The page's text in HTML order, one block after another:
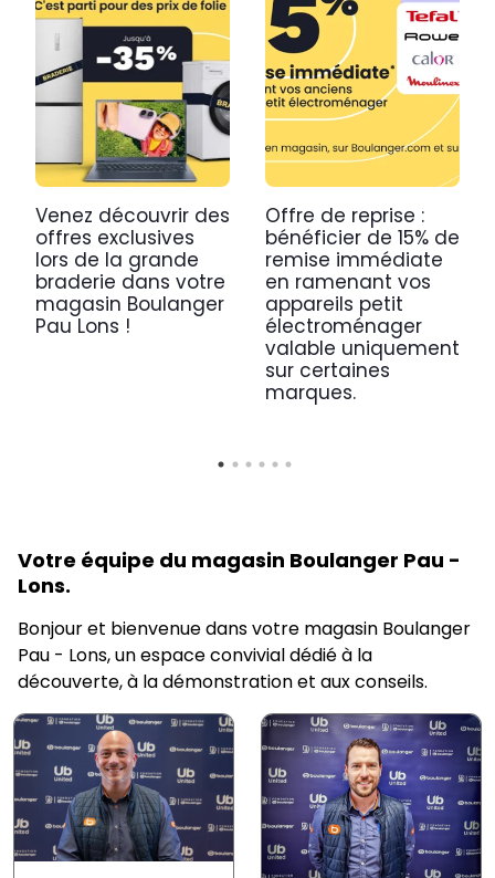
Venez découvrir des
offres exclusives
lors de la grande
braderie dans votre
magasin Boulanger
Pau Lons !
Offre de reprise :
bénéficier de 15% de
remise immédiate
en ramenant vos
appareils petit
électroménager
valable uniquement
sur certaines
marques.
Votre équipe du magasin Boulanger Pau -
Lons.
Bonjour et bienvenue dans votre magasin Boulanger
Pau - Lons, un espace convivial dédié à la
découverte, à la démonstration et aux conseils.